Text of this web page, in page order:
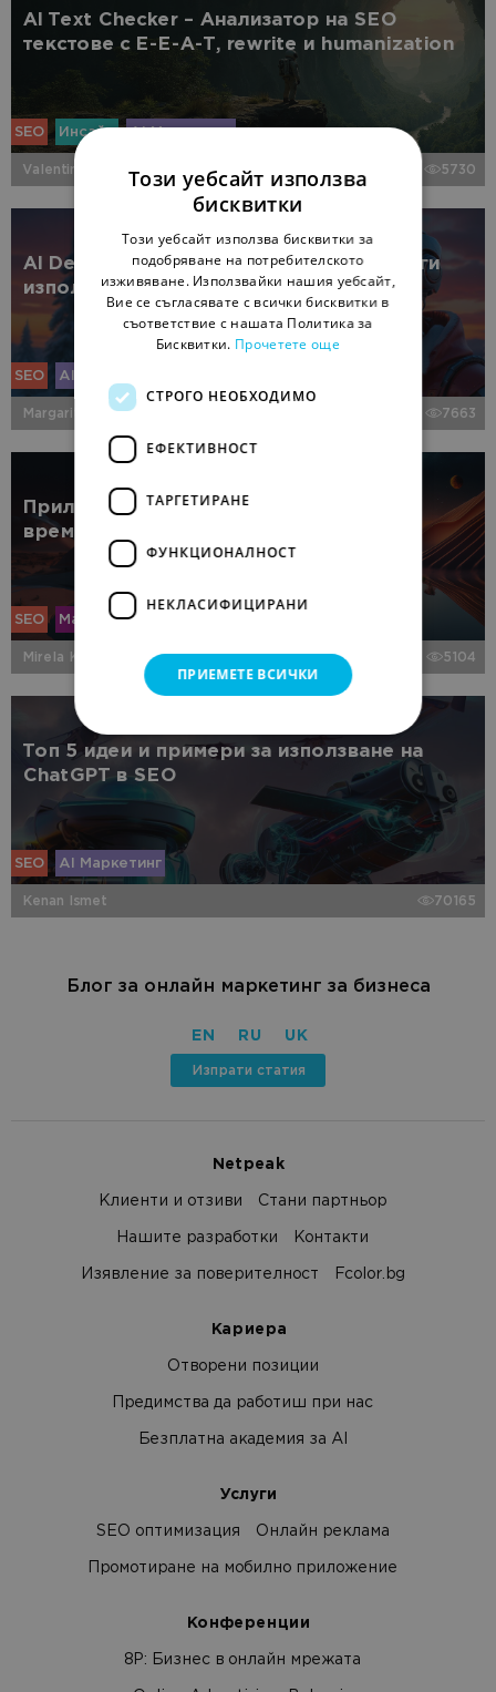
AI Text Checker – Анализатор на SEO
текстове с E-E-A-T, rewrite и humanization
SEO Инсайд AI Маркетинг
Valentin Mishev 5730
AI Detectors – надеждни ли са и как да ги
използваме?
SEO AI Маркетинг
Margarita Petkova 7663
Прилагане на AI в SEO: как да спестите
време и пари
SEO Маркетинг
Mirela Kaneva 5104
Топ 5 идеи и примери за използване на
ChatGPT в SEO
SEO AI Маркетинг
Kenan Ismet 70165
Блог за онлайн маркетинг за бизнеса
EN RU UK
Изпрати статия
Netpeak
Клиенти и отзиви Стани партньор
Нашите разработки Контакти
Изявление за поверителност Fcolor.bg
Кариера
Отворени позиции
Предимства да работиш при нас
Безплатна академия за AI
Услуги
SEO оптимизация Онлайн реклама
Промотиране на мобилно приложение
Конференции
8Р: Бизнес в онлайн мрежата
Този уебсайт използва
бисквитки
Този уебсайт използва бисквитки за
подобряване на потребителското
изживяване. Използвайки нашия уебсайт,
Вие се съгласявате с всички бисквитки в
съответствие с нашата Политика за
Бисквитки. Прочетете още
СТРОГО НЕОБХОДИМО
ЕФЕКТИВНОСТ
ТАРГЕТИРАНЕ
ФУНКЦИОНАЛНОСТ
НЕКЛАСИФИЦИРАНИ
ПРИЕМЕТЕ ВСИЧКИ